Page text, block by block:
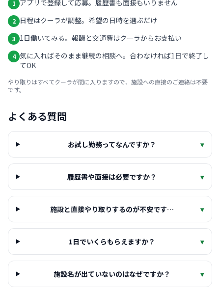
1 アプリで登録して応募。履歴書も面接もいりません
2 日程はクーラが調整。希望の日時を選ぶだけ
3 1日働いてみる。報酬と交通費はクーラからお支払い
4 気に入ればそのまま継続の相談へ。合わなければ1日で終了し
てOK
やり取りはすべてクーラが間に入りますので、施設への直接のご連絡は不要
です。
よくある質問
お試し勤務ってなんですか？ ▾
履歴書や面接は必要ですか？ ▾
施設と直接やり取りするのが不安です… ▾
1日でいくらもらえますか？ ▾
施設名が出ていないのはなぜですか？ ▾